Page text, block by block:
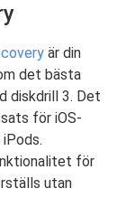
är din
det bästa
diskdrill 3. Det
för iOS-
för
utan